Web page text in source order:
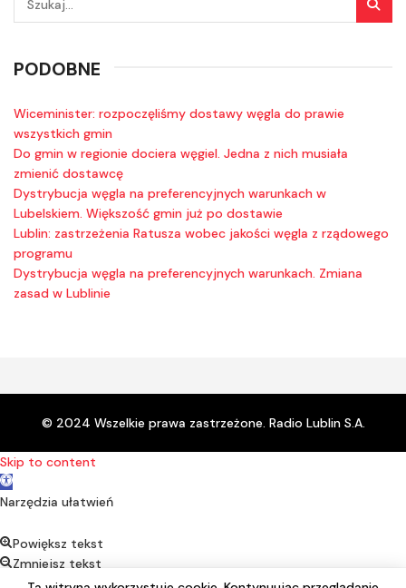
PODOBNE
Wiceminister: rozpoczęliśmy dostawy węgla do prawie
wszystkich gmin
Do gmin w regionie dociera węgiel. Jedna z nich musiała
zmienić dostawcę
Dystrybucja węgla na preferencyjnych warunkach w
Lubelskiem. Większość gmin już po dostawie
Lublin: zastrzeżenia Ratusza wobec jakości węgla z rządowego
programu
Dystrybucja węgla na preferencyjnych warunkach. Zmiana
zasad w Lublinie
© 2024 Wszelkie prawa zastrzeżone. Radio Lublin S.A.
Skip to content
Open toolbar
Narzędzia ułatwień
Powiększ tekst
Zmniejsz tekst
Kontrast